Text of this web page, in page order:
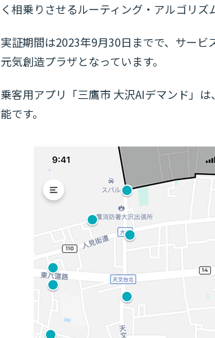
く相乗りさせるルーティング・アルゴリズ
実証期間は2023年9月30日までで、サービ
元気創造プラザとなっています。
乗客用アプリ「三鷹市 大沢AIデマンド」
能です。